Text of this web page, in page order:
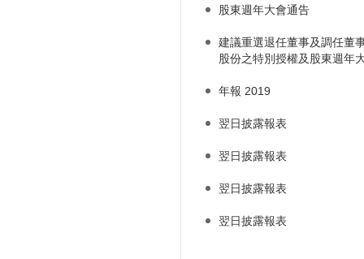
股東週年大會通告
建議重選退任董事及調任董
股份之特別授權及股東週年
年報 2019
翌日披露報表
翌日披露報表
翌日披露報表
翌日披露報表